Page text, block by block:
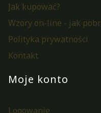
Jak kupować?
Wzory on-line - jak
Polityka prywatności
Kontakt
Moje konto
Logowanie